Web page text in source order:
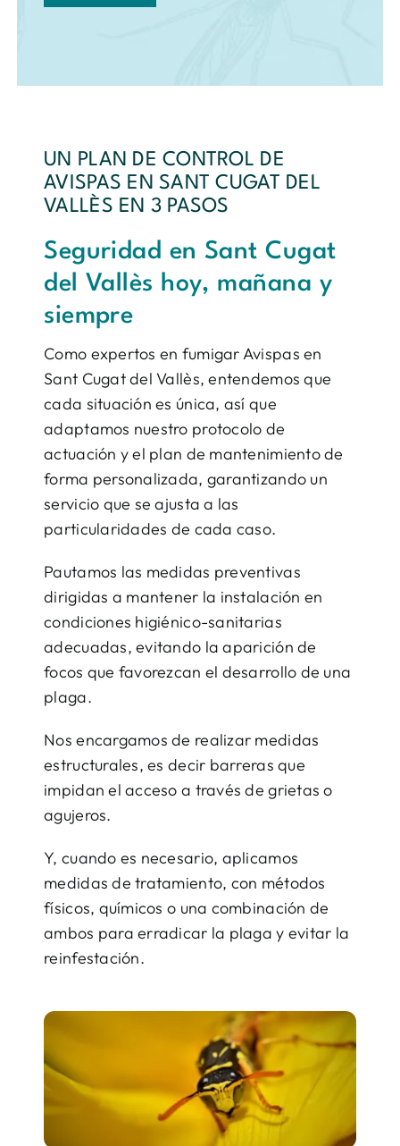
UN PLAN DE CONTROL DE
AVISPAS EN SANT CUGAT DEL
VALLÈS EN 3 PASOS
Seguridad en Sant Cugat
del Vallès hoy, mañana y
siempre
Como expertos en fumigar Avispas en
Sant Cugat del Vallès, entendemos que
cada situación es única, así que
adaptamos nuestro protocolo de
actuación y el plan de mantenimiento de
forma personalizada, garantizando un
servicio que se ajusta a las
particularidades de cada caso.
Pautamos las medidas preventivas
dirigidas a mantener la instalación en
condiciones higiénico-sanitarias
adecuadas, evitando la aparición de
focos que favorezcan el desarrollo de una
plaga.
Nos encargamos de realizar medidas
estructurales, es decir barreras que
impidan el acceso a través de grietas o
agujeros.
Y, cuando es necesario, aplicamos
medidas de tratamiento, con métodos
físicos, químicos o una combinación de
ambos para erradicar la plaga y evitar la
reinfestación.